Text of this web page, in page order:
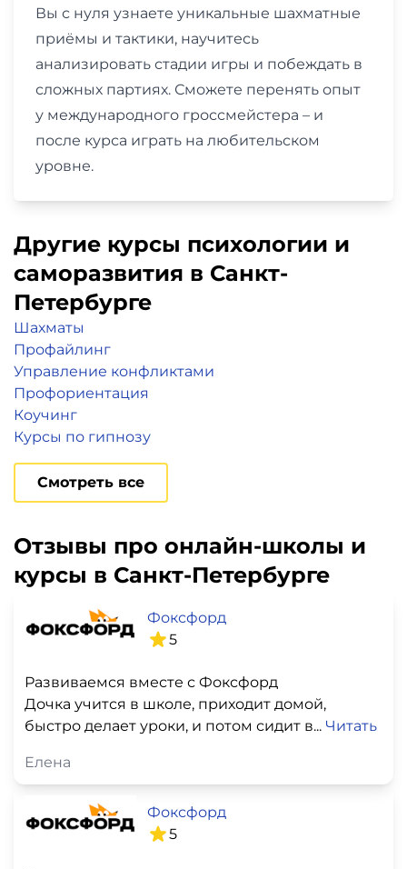
Вы с нуля узнаете уникальные шахматные
приёмы и тактики, научитесь
анализировать стадии игры и побеждать в
сложных партиях. Сможете перенять опыт
у международного гроссмейстера – и
после курса играть на любительском
уровне.
Другие курсы психологии и
саморазвития в Санкт-
Петербурге
Шахматы
Профайлинг
Управление конфликтами
Профориентация
Коучинг
Курсы по гипнозу
Смотреть все
Отзывы про онлайн-школы и
курсы в Санкт-Петербурге
Фоксфорд
5
Развиваемся вместе с Фоксфорд
Дочка учится в школе, приходит домой,
быстро делает уроки, и потом сидит в... Читать
Елена
Фоксфорд
5